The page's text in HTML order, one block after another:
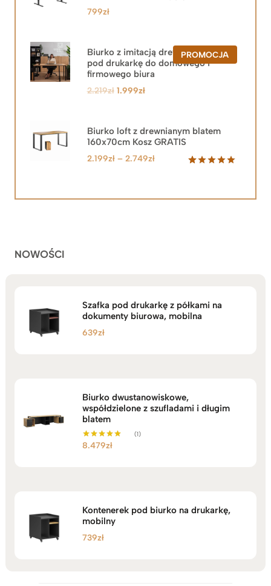
799zł
PROMOCJAPRODUKT
W
Biurko z imitacją drewna z szafką
pod drukarkę do domowego i
firmowego biura
2.219zł Pierwotna
2.219zł.
1.999złAktualna
1.999zł.
Biurko loft z drewnianym blatem
160x70cm Kosz GRATIS
2.199zł – 2.749złZakres
2.199zł
NOWOŚCI
Szafka pod drukarkę z półkami na
dokumenty biurowa, mobilna
639zł
Biurko dwustanowiskowe,
współdzielone z szufladami i długim
blatem
Oceniono
(1)
8.479zł
Kontenerek pod biurko na drukarkę,
mobilny
739zł